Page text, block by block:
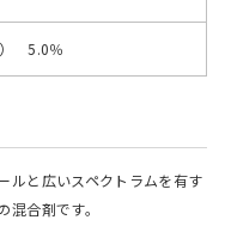
） 5.0％
ルと広いスペクトラムを有す
合剤です。